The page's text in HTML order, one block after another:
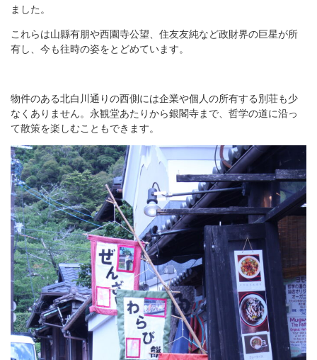
ました。
これらは山縣有朋や西園寺公望、住友友純など政財界の巨星が所
有し、今も往時の姿をとどめています。
物件のある北白川通りの西側には企業や個人の所有する別荘も少
なくありません。永観堂あたりから銀閣寺まで、哲学の道に沿っ
て散策を楽しむこともできます。